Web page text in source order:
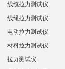
线缆拉力测试仪
线绳拉力测试仪
电动拉力测试仪
材料拉力测试仪
拉力测试仪